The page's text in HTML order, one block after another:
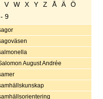
V W X Y Z Å Ä
Ö
9
August Andrée